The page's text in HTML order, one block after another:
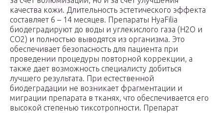
качества кожи. Длительность эстетического эффекта
составляет 6 – 14 месяцев. Препараты HyaFilia
биодеградируют до воды и углекислого газа (Н2О и
СО2) и полностью выводятся из организма. Это
обеспечивает безопасность для пациента при
проведении процедуры повторной коррекции, а
также дает возможность специалисту добиться
лучшего результата. При естественной
биодеградации не возникает фрагментации и
миграции препарата в тканях, что обеспечивается его
высокой степенью тиксотропности. Препарат